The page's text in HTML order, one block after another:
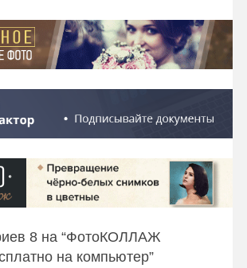
8 на “ФотоКОЛЛАЖ
на компьютер”